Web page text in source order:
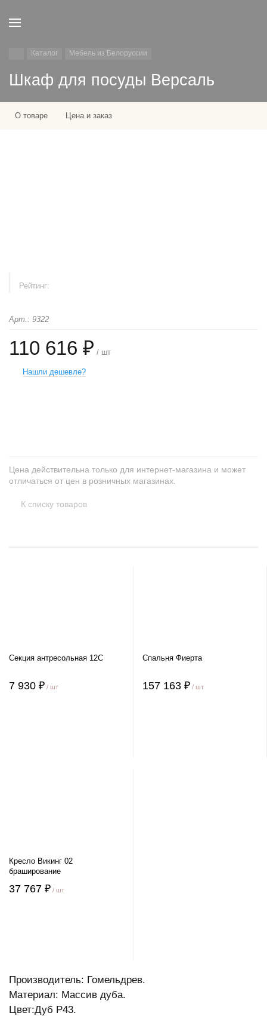
Каталог Мебель из Белоруссии
Шкаф для посуды Версаль
О товаре Цена и заказ
Рейтинг:
Арт.: 9322
110 616 ₽ / шт
Нашли дешевле?
Цена действительна только для интернет-магазина и может
отличаться от цен в розничных магазинах.
К списку товаров
Секция антресольная 12С
7 930 ₽ / шт
Спальня Фиерта
157 163 ₽ / шт
Кресло Викинг 02
браширование
37 767 ₽ / шт
Производитель: Гомельдрев.
Материал: Массив дуба.
Цвет:Дуб Р43.